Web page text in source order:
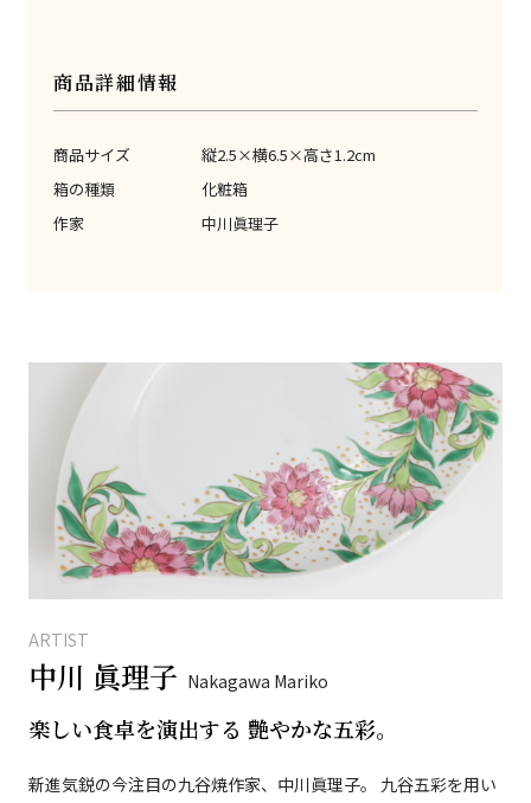
商品詳細情報
商品サイズ
縦2.5×横6.5×高さ1.2cm
箱の種類
化粧箱
作家
中川眞理子
ARTIST
中川 眞理子 Nakagawa Mariko
楽しい食卓を演出する 艶やかな五彩。
新進気鋭の今注目の九谷焼作家、中川眞理子。 九谷五彩を用い